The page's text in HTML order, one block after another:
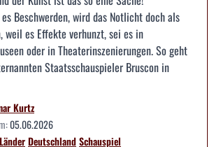
Beschwerden, wird das Notlicht doch als
weil es Effekte verhunzt, sei es in
oder in Theaterinszenierungen. So geht
Staatsschauspieler Bruscon in
Kurtz
05.06.2026
LänderDeutschlandSchauspiel